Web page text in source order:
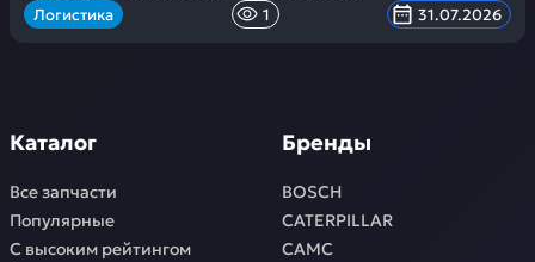
Логистика 1 31.07.2026
Каталог
Все запчасти
Популярные
С высоким рейтингом
Бренды
BOSCH
CATERPILLAR
CAMC